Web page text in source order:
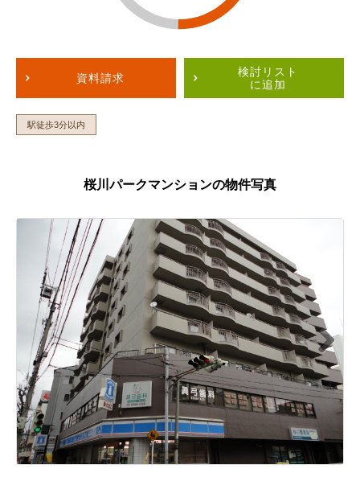
資料請求
検討リスト
に追加
駅徒歩3分以内
桜川パークマンションの物件写真
Next